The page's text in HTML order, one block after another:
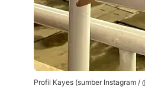
Profil Kayes (sumber Instagram /